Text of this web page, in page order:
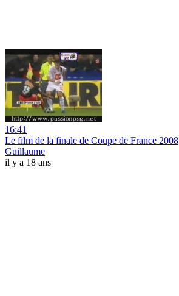
16:41
Le film de la finale de Coupe de France 2008
Guillaume
il y a 18 ans